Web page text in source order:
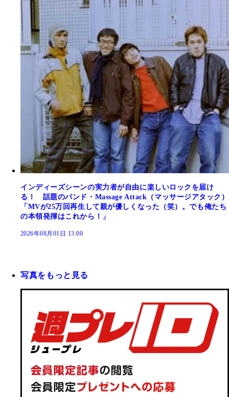
インディーズシーンの実力者が自由に楽しいロックを届け
る！ 話題のバンド・Massage Attack（マッサージアタック）
「MVが25万回再生して親が優しくなった（笑）。でも俺たち
の本領発揮はこれから！」
2026年08月01日 13:00
写真をもっと見る